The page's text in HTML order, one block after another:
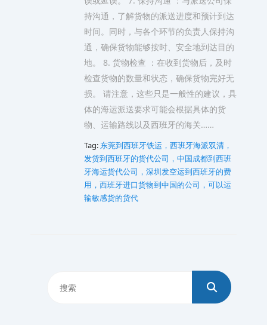
持沟通，了解货物的派送进度和预计到达
时间。同时，与各个环节的负责人保持沟
通，确保货物能够按时、安全地到达目的
地。 8. 货物检查 ：在收到货物后，及时
检查货物的数量和状态，确保货物完好无
损。 请注意，这些只是一般性的建议，具
体的海运派送要求可能会根据具体的货
物、运输路线以及西班牙的海关……
Tag: 东莞到西班牙铁运，西班牙海派双清，
发货到西班牙的货代公司，中国成都到西班
牙海运货代公司，深圳发空运到西班牙的费
用，西班牙进口货物到中国的公司，可以运
输敏感货的货代